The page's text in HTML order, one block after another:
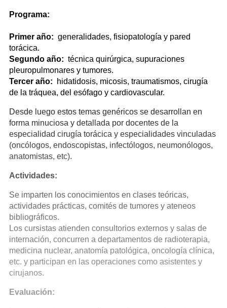
Programa:
Primer año: generalidades, fisiopatología y pared
torácica.
Segundo año: técnica quirúrgica, supuraciones
pleuropulmonares y tumores.
Tercer año: hidatidosis, micosis, traumatismos, cirugía
de la tráquea, del esófago y cardiovascular.
Desde luego estos temas genéricos se desarrollan en
forma minuciosa y detallada por docentes de la
especialidad cirugía torácica y especialidades vinculadas
(oncólogos, endoscopistas, infectólogos, neumonólogos,
anatomistas, etc).
Actividades:
Se imparten los conocimientos en clases teóricas,
actividades prácticas, comités de tumores y ateneos
bibliográficos.
Los cursistas atienden consultorios externos y salas de
internación, concurren a departamentos de radioterapia,
medicina nuclear, anatomía patológica, oncología clínica,
etc. y participan en las operaciones como asistentes y
cirujanos.
Evaluación: